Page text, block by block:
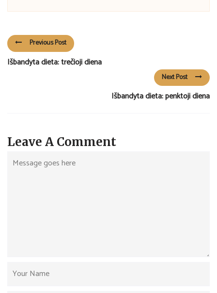
Previous Post
Išbandyta dieta: trečioji diena
Next Post
Išbandyta dieta: penktoji diena
Leave A Comment